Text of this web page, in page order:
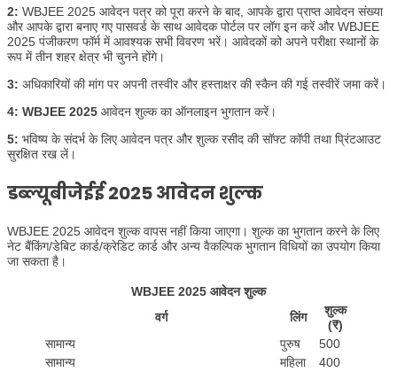
2: WBJEE 2025 आवेदन पत्र को पूरा करने के बाद, आपके द्वारा प्राप्त आवेदन संख्या
और आपके द्वारा बनाए गए पासवर्ड के साथ आवेदक पोर्टल पर लॉग इन करें और WBJEE
2025 पंजीकरण फॉर्म में आवश्यक सभी विवरण भरें। आवेदकों को अपने परीक्षा स्थानों के
रूप में तीन शहर क्षेत्र भी चुनने होंगे।
3: अधिकारियों की मांग पर अपनी तस्वीर और हस्ताक्षर की स्कैन की गई तस्वीरें जमा करें।
4: WBJEE 2025 आवेदन शुल्क का ऑनलाइन भुगतान करें।
5: भविष्य के संदर्भ के लिए आवेदन पत्र और शुल्क रसीद की सॉफ्ट कॉपी तथा प्रिंटआउट
सुरक्षित रख लें।
डब्ल्यूबीजेईई 2025 आवेदन शुल्क
WBJEE 2025 आवेदन शुल्क वापस नहीं किया जाएगा। शुल्क का भुगतान करने के लिए
नेट बैंकिंग/डेबिट कार्ड/क्रेडिट कार्ड और अन्य वैकल्पिक भुगतान विधियों का उपयोग किया
जा सकता है।
WBJEE 2025 आवेदन शुल्क
वर्ग
लिंग
शुल्क
(₹)
सामान्य
पुरुष
500
सामान्य
महिला
400